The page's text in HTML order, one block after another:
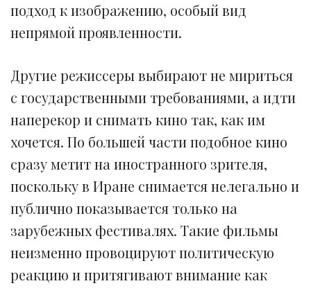
подход к изображению, особый вид
непрямой проявленности.
Другие режиссеры выбирают не мириться
с государственными требованиями, а идти
наперекор и снимать кино так, как им
хочется. По большей части подобное кино
сразу метит на иностранного зрителя,
поскольку в Иране снимается нелегально и
публично показывается только на
зарубежных фестивалях. Такие фильмы
неизменно провоцируют политическую
реакцию и притягивают внимание как